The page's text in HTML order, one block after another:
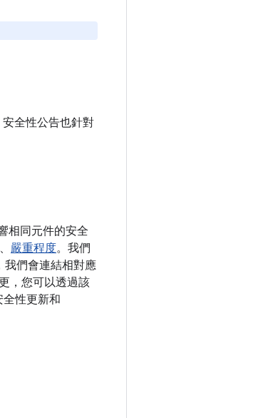
全性公告也針對
相同元件的安全
、 嚴重程度。我們
我們會連結相對應
，您可以透過該
性更新和